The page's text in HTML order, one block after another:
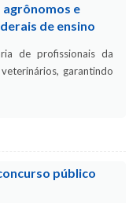
agrônomos e
de ensino
de profissionais da
garantindo
público